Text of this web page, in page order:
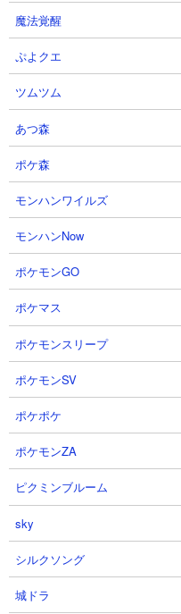
ャイパーを使用。にゃんコ
ねこ法師、カメラマン、メタ
からの古代の呪いのことは
とカメラマンと半魚人の数
を蹴散らしてクリアにたどり
４．王子様の出てく
を使った無課金編成7種
【出撃メンバー】
【攻略概要】
魔法覚醒
ぷよクエ
ツムツム
あつ森
ポケ森
モンハンワイルズ
モンハンNow
ポケモンGO
ポケマス
ポケモンスリープ
ポケモンSV
ポケポケ
ポケモンZA
ピクミンブルーム
sky
シルクソング
城ドラ